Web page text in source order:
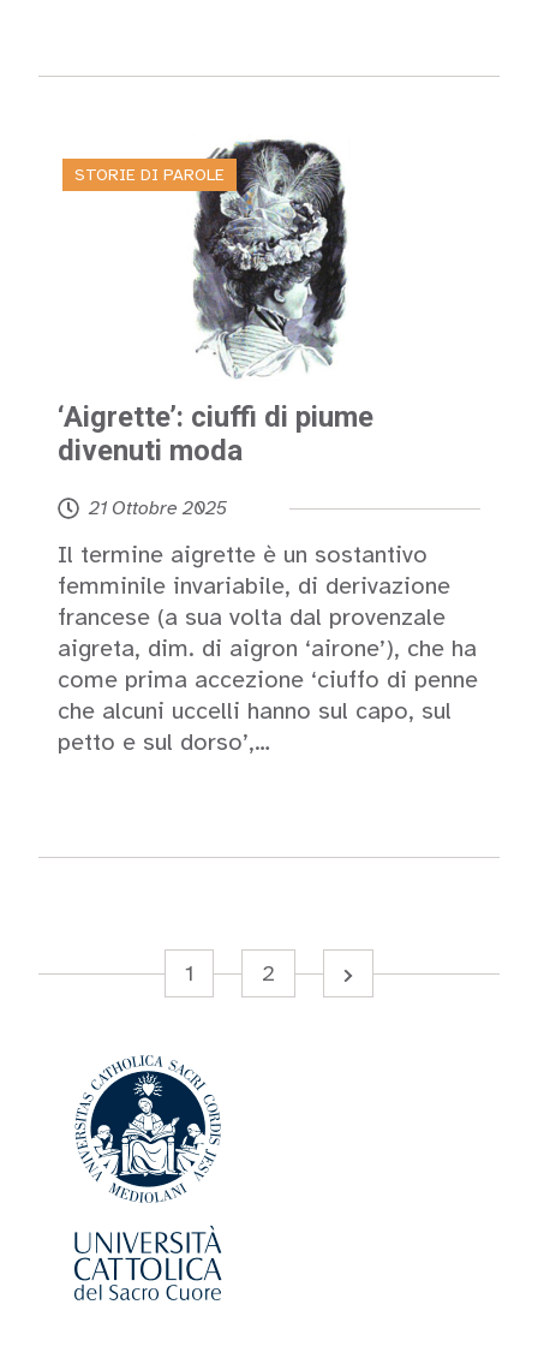
STORIE DI PAROLE
‘Aigrette’: ciuffi di piume
divenuti moda
21 Ottobre 2025
Il termine aigrette è un sostantivo
femminile invariabile, di derivazione
francese (a sua volta dal provenzale
aigreta, dim. di aigron ‘airone’), che ha
come prima accezione ‘ciuffo di penne
che alcuni uccelli hanno sul capo, sul
petto e sul dorso’,…
1 2